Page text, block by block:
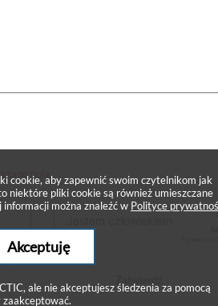
pola
cookie, aby zapewnić swoim czytelnikom jak
niektóre pliki cookie są również umieszczane
informacji można znaleźć w Polityce
Akceptuję
ale nie akceptujesz śledzenia za pomocą
zaakceptować.